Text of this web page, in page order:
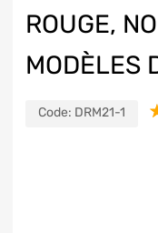
ROUGE,
MODÈLES
Code: DRM21-1